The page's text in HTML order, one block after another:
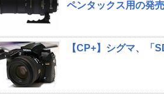
ペンタックス用の発
【CP+】シグマ、「